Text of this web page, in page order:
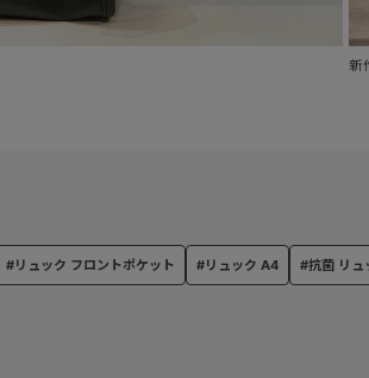
#リュック フロントポケット #リュック A4 #抗菌 リュ
新